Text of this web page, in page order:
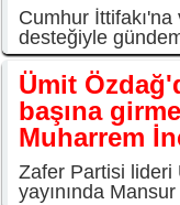
Cumhur
desteğiyle
Ümit
başına
Muharrem
Zafer Partisi lideri
yayınında